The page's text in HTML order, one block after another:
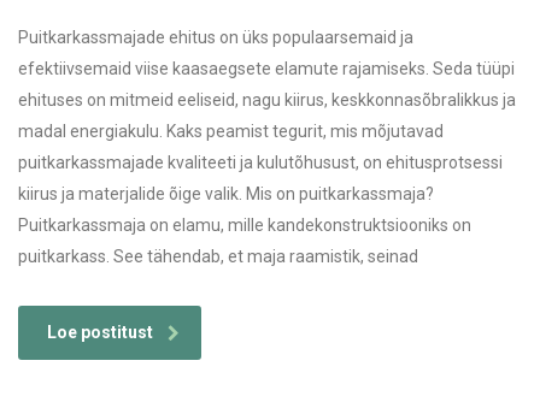
Puitkarkassmajade ehitus on üks populaarsemaid ja
efektiivsemaid viise kaasaegsete elamute rajamiseks. Seda tüüpi
ehituses on mitmeid eeliseid, nagu kiirus, keskkonnasõbralikkus ja
madal energiakulu. Kaks peamist tegurit, mis mõjutavad
puitkarkassmajade kvaliteeti ja kulutõhusust, on ehitusprotsessi
kiirus ja materjalide õige valik. Mis on puitkarkassmaja?
Puitkarkassmaja on elamu, mille kandekonstruktsiooniks on
puitkarkass. See tähendab, et maja raamistik, seinad
Loe postitust